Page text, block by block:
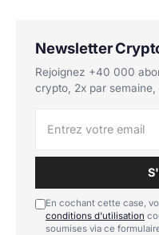
Newsletter
Rejoignez +40 000
crypto, 2x par semaine,
En cochant cette case,
conditions d'utilisation
soumises via ce